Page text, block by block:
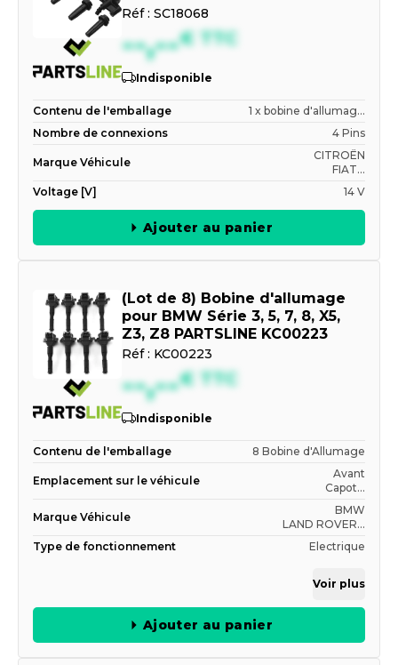
Réf : SC18068
--,--€ TTC
Indisponible
Contenu de l'emballage
1 x bobine d'allumag...
Nombre de connexions
4 Pins
Marque Véhicule
CITROËN
FIAT...
Voltage [V]
14 V
Ajouter au panier
(Lot de 8) Bobine d'allumage
pour BMW Série 3, 5, 7, 8, X5,
Z3, Z8 PARTSLINE KC00223
Réf : KC00223
--,--€ TTC
Indisponible
Contenu de l'emballage 8 Bobine d'Allumage
Emplacement sur le véhicule
Avant
Capot...
Marque Véhicule
BMW
LAND ROVER...
Type de fonctionnement
Electrique
Voir plus
Ajouter au panier